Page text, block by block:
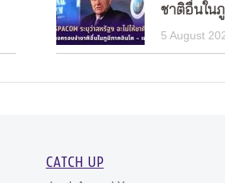
ชาติอื่นใน
5 August
CATCH UP